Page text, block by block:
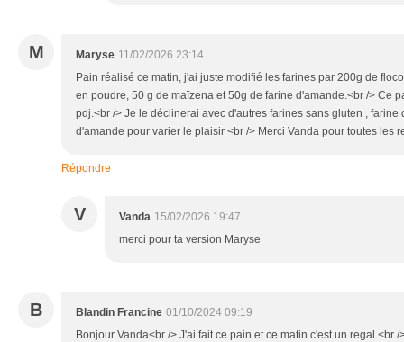
M Maryse 11/02/2026 23:14
Pain réalisé ce matin, j'ai juste modifié les farines par 200g de
en poudre, 50 g de maïzena et 50g de farine d'amande.<br /> Ce
pdj.<br /> Je le déclinerai avec d'autres farines sans gluten , farine
d'amande pour varier le plaisir <br /> Merci Vanda pour toutes les
Répondre
V Vanda 15/02/2026 19:47
merci pour ta version Maryse
B Blandin Francine 01/10/2024 09:19
Bonjour Vanda<br /> J'ai fait ce pain et ce matin c'est un regal.<br